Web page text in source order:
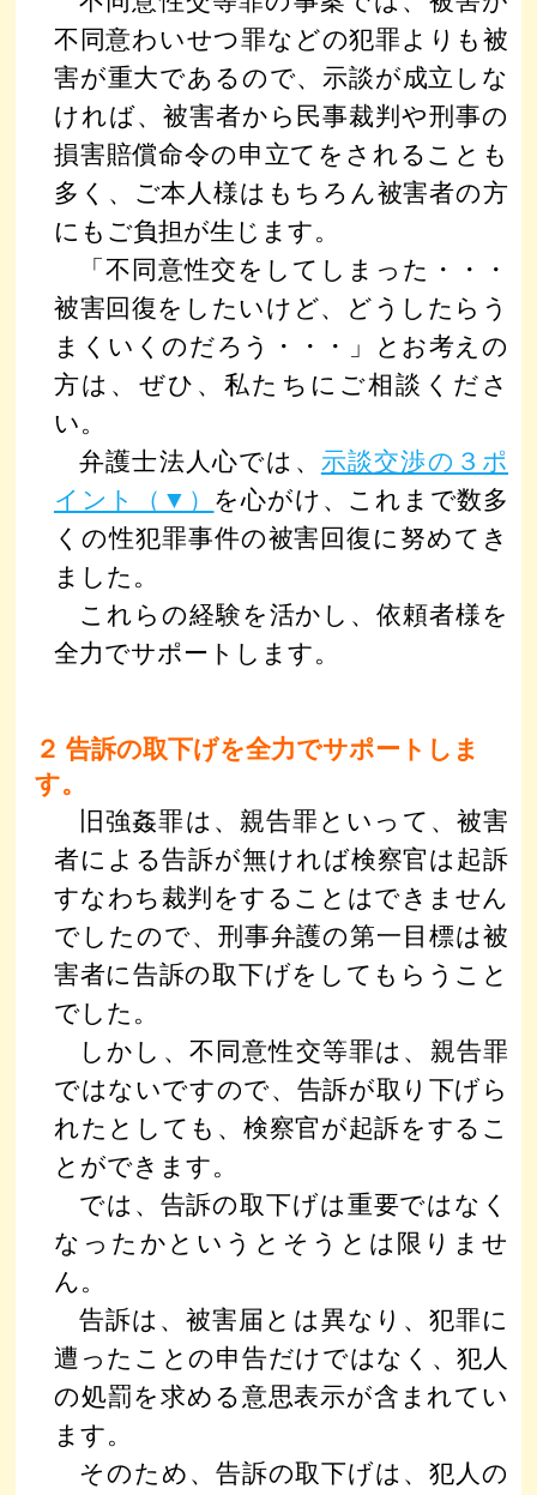
不同意わいせつ罪などの犯罪よりも被
害が重大であるので、示談が成立しな
ければ、被害者から民事裁判や刑事の
損害賠償命令の申立てをされることも
多く、ご本人様はもちろん被害者の方
にもご負担が生じます。
「不同意性交をしてしまった・・・
被害回復をしたいけど、どうしたらう
まくいくのだろう・・・」とお考えの
方は、ぜひ、私たちにご相談くださ
い。
弁護士法人心では、 示談交渉の３ポ
イント（▼） を心がけ、これまで数多
くの性犯罪事件の被害回復に努めてき
ました。
これらの経験を活かし、依頼者様を
全力でサポートします。
２ 告訴の取下げを全力でサポートしま
す。
旧強姦罪は、親告罪といって、被害
者による告訴が無ければ検察官は起訴
すなわち裁判をすることはできません
でしたので、刑事弁護の第一目標は被
害者に告訴の取下げをしてもらうこと
でした。
しかし、不同意性交等罪は、親告罪
ではないですので、告訴が取り下げら
れたとしても、検察官が起訴をするこ
とができます。
では、告訴の取下げは重要ではなく
なったかというとそうとは限りませ
ん。
告訴は、被害届とは異なり、犯罪に
遭ったことの申告だけではなく、犯人
の処罰を求める意思表示が含まれてい
ます。
そのため、告訴の取下げは、犯人の